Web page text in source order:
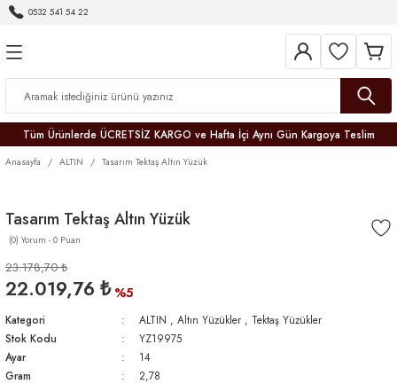
0532 541 54 22
Tüm Ürünlerde ÜCRETSİZ KARGO ve Hafta İçi Aynı Gün Kargoya Teslim
Anasayfa ALTIN Tasarım Tektaş Altın Yüzük
Tasarım Tektaş Altın Yüzük
(0) Yorum - 0 Puan
23.178,70 ₺
22.019,76 ₺ %5
Kategori ALTIN , Altın Yüzükler , Tektaş Yüzükler
Stok Kodu
YZ19975
Ayar
14
Gram
2,78